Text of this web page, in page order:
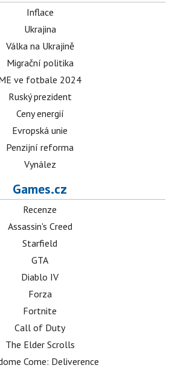
Inflace
Ukrajina
Válka na Ukrajině
Migrační politika
ve fotbale 2024
Ruský prezident
Ceny energií
Evropská unie
Penzijní reforma
Vynález
Games.cz
Recenze
Assassin's Creed
Starfield
GTA
Diablo IV
Forza
Fortnite
Call of Duty
The Elder Scrolls
Come: Deliverence